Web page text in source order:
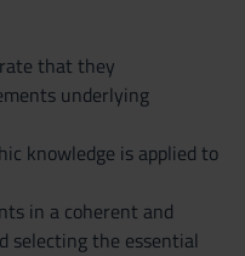
that they
underlying
knowledge is applied to
in a coherent and
selecting the essential